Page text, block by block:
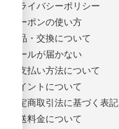
プライバシーポリシー
クーポンの使い方
返品・交換について
メールが届かない
お支払い方法について
ポイントについて
特定商取引法に基づく表記
配送料金について